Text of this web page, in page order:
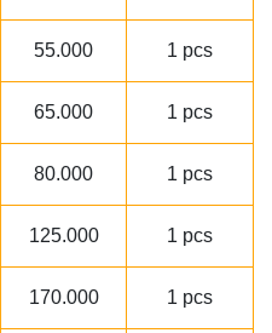
55.000 1 pcs
65.000 1 pcs
80.000 1 pcs
125.000 1 pcs
170.000 1 pcs